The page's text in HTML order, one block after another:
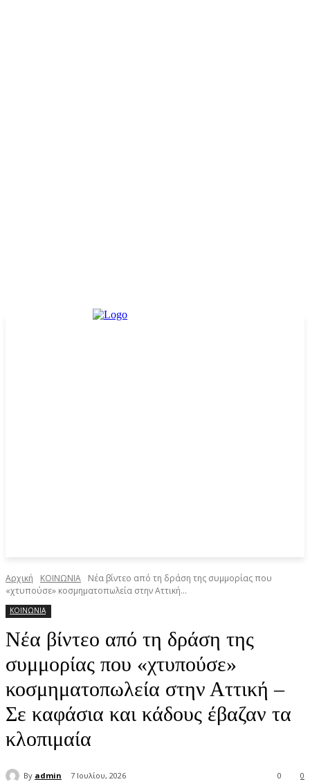
Αρχική ΚΟΙΝΩΝΙΑ
Νέα βίντεο από τη δράση της συμμορίας που
«χτυπούσε» κοσμηματοπωλεία στην Αττική...
ΚΟΙΝΩΝΙΑ
Νέα βίντεο από τη δράση της
συμμορίας που «χτυπούσε»
κοσμηματοπωλεία στην Αττική –
Σε καφάσια και κάδους έβαζαν τα
κλοπιμαία
By admin 7 Ιουλίου, 2026 0
0